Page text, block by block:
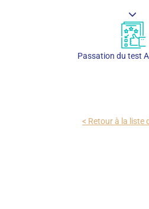
Passation du test
< Retour à la liste